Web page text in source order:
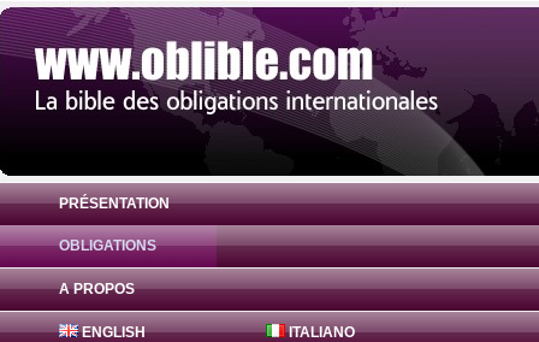
PRÉSENTATION
OBLIGATIONS
A PROPOS
ENGLISH ITALIANO
Obligation Bajaj Finance Obligations 0% (